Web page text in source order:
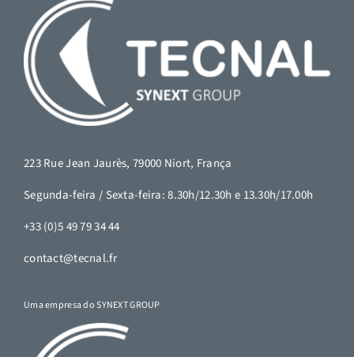
223 Rue Jean Jaurès, 79000 Niort, França
Segunda-feira / Sexta-feira: 8.30h/12.30h e 13.30h/17.00h
+33 (0)5 49 79 34 44
contact@tecnal.fr
Uma empresa do SYNEXT GROUP